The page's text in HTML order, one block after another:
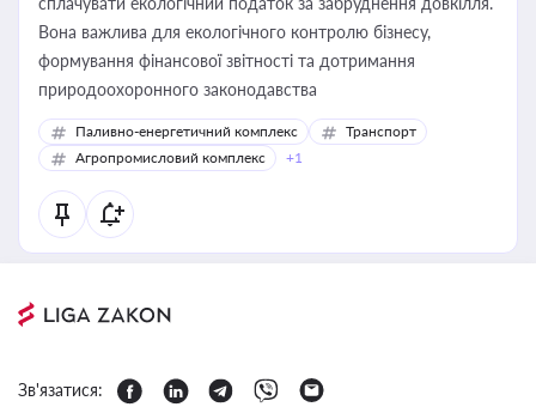
Вона важлива для екологічного контролю бізнесу,
формування фінансової звітності та дотримання
природоохоронного законодавства
Паливно-енергетичний комплекс
Транспорт
Агропромисловий комплекс
+1
Зв'язатися: